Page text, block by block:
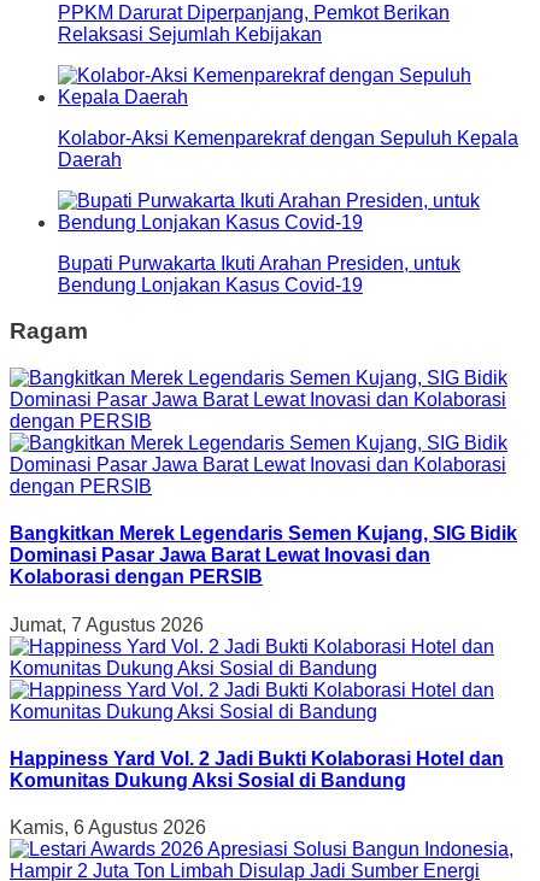
PPKM Darurat Diperpanjang, Pemkot Berikan
Relaksasi Sejumlah Kebijakan
Kolabor-Aksi Kemenparekraf dengan Sepuluh Kepala
Daerah
Bupati Purwakarta Ikuti Arahan Presiden, untuk
Bendung Lonjakan Kasus Covid-19
Ragam
Bangkitkan Merek Legendaris Semen Kujang, SIG Bidik
Dominasi Pasar Jawa Barat Lewat Inovasi dan
Kolaborasi dengan PERSIB
Jumat, 7 Agustus 2026
Happiness Yard Vol. 2 Jadi Bukti Kolaborasi Hotel dan
Komunitas Dukung Aksi Sosial di Bandung
Kamis, 6 Agustus 2026